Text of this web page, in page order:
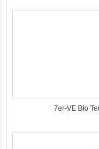
7er-VE Bio